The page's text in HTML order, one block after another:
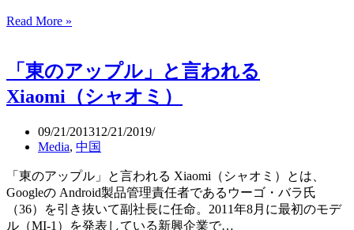
Read More »
発、
代
替
実
ゲ
ー
ム
Ingress
正
「東のアップル」と言われる
Xiaomi（シャオミ）
09/21/201312/21/2019
Media, 中国
「東のアップル」と言われる Xiaomi（シャオミ）とは、
Googleの Android製品管理責任者であるウーゴ・バラ氏
（36）を引き抜いて副社長に任命。2011年8月に最初のモデ
ル（MI-1）を発表している新興企業で…